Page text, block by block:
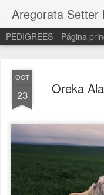
Aregorata Setter
PEDIGREES Página
OCT
23 Oreka